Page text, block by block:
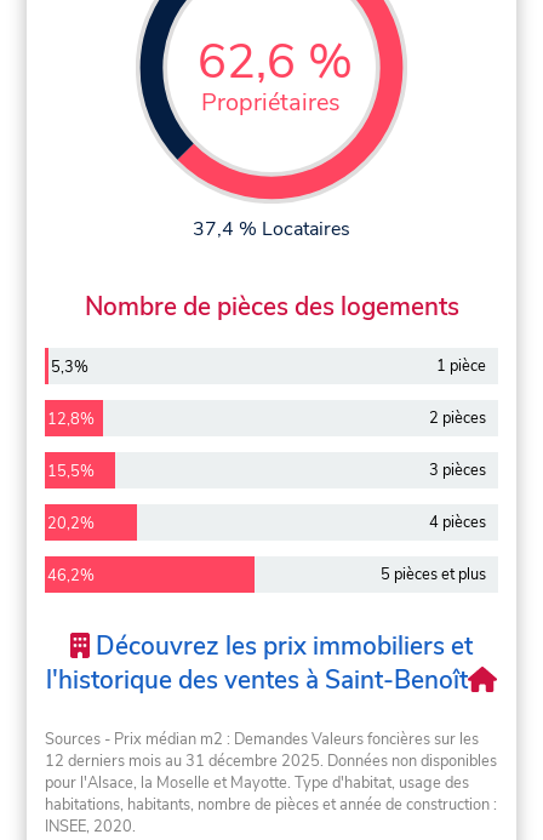
62,6 %
Propriétaires
37,4 % Locataires
Nombre de pièces des logements
5,3% 1 pièce
12,8% 2 pièces
15,5% 3 pièces
20,2% 4 pièces
46,2% 5 pièces et plus
Découvrez les prix immobiliers et
l'historique des ventes à Saint-Benoît
Sources - Prix médian m2 : Demandes Valeurs foncières sur les
12 derniers mois au 31 décembre 2025. Données non disponibles
pour l'Alsace, la Moselle et Mayotte. Type d'habitat, usage des
habitations, habitants, nombre de pièces et année de construction :
INSEE, 2020.